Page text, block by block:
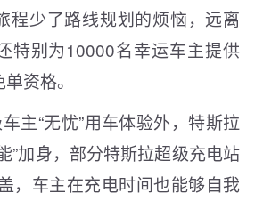
程少了路线规划的烦恼，远离
特别为10000名幸运车主提供
资格。
主“无忧”用车体验外，特斯拉
”加身，部分特斯拉超级充电站
，车主在充电时间也能够自我